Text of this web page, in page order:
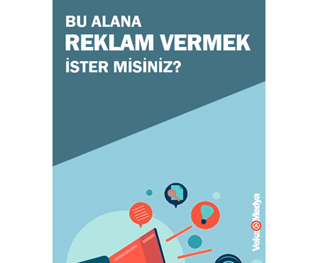
Doğru ayakkabı mutlu çocuk!
July 31, 2023
Orgazm olan kadınlar daha çabuk hamile
kalıyor
May 05, 2023